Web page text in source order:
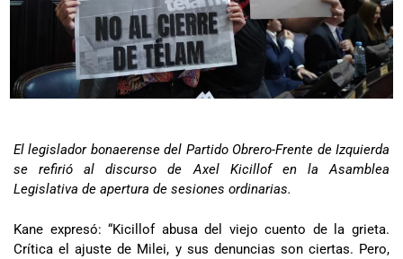
El legislador bonaerense del Partido Obrero-Frente de Izquierda
se refirió al discurso de Axel Kicillof en la Asamblea
Legislativa de apertura de sesiones ordinarias.
Kane expresó: “Kicillof abusa del viejo cuento de la grieta.
Crítica el ajuste de Milei, y sus denuncias son ciertas. Pero,